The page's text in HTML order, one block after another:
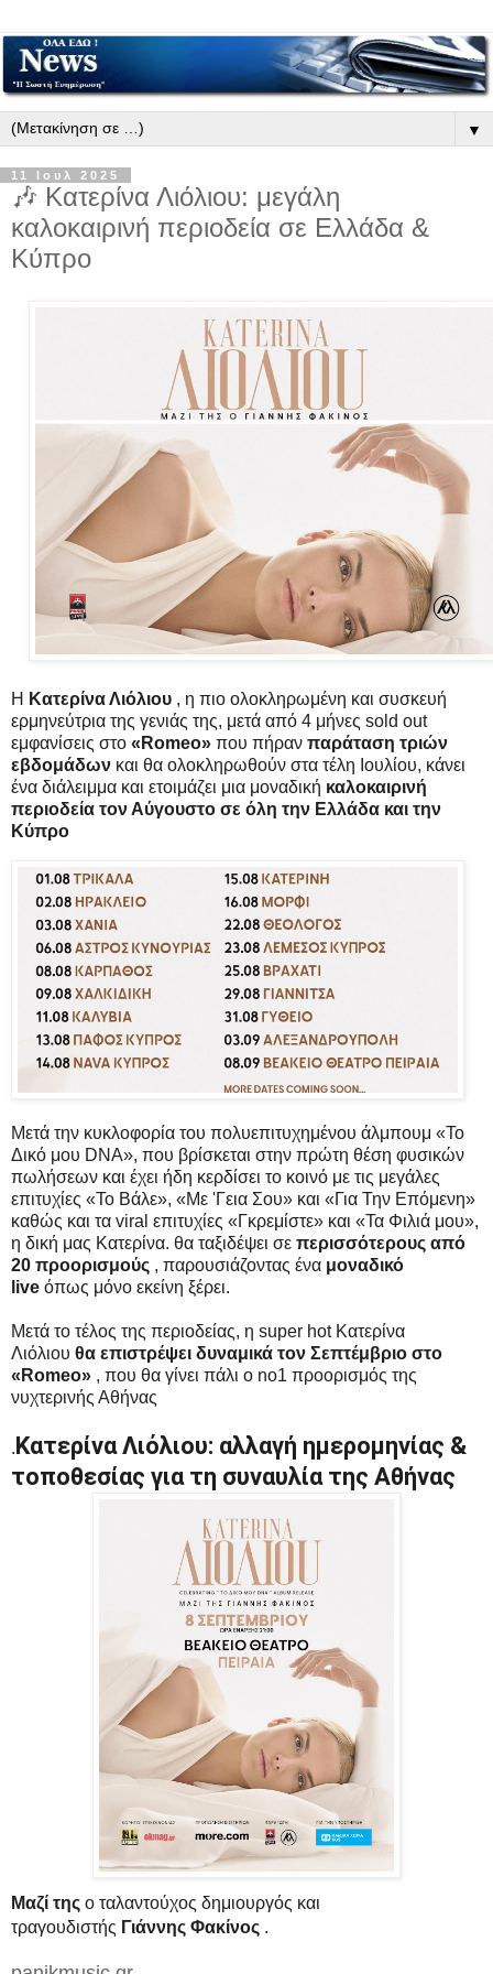
▼
11 Ιουλ 2025
🎶 Κατερίνα Λιόλιου: μεγάλη
καλοκαιρινή περιοδεία σε Ελλάδα &
Κύπρο
Η Κατερίνα Λιόλιου , η πιο ολοκληρωμένη και συσκευή
ερμηνεύτρια της γενιάς της, μετά από 4 μήνες sold out
εμφανίσεις στο «Romeo» που πήραν παράταση τριών
εβδομάδων και θα ολοκληρωθούν στα τέλη Ιουλίου, κάνει
ένα διάλειμμα και ετοιμάζει μια μοναδική καλοκαιρινή
περιοδεία τον Αύγουστο σε όλη την Ελλάδα και την
Κύπρο
Μετά την κυκλοφορία του πολυεπιτυχημένου άλμπουμ «Το
Δικό μου DNA», που βρίσκεται στην πρώτη θέση φυσικών
πωλήσεων και έχει ήδη κερδίσει το κοινό με τις μεγάλες
επιτυχίες «Το Βάλε», «Με 'Γεια Σου» και «Για Την Επόμενη»
καθώς και τα viral επιτυχίες «Γκρεμίστε» και «Τα Φιλιά μου»,
η δική μας Κατερίνα. θα ταξιδέψει σε περισσότερους από
20 προορισμούς , παρουσιάζοντας ένα μοναδικό
live όπως μόνο εκείνη ξέρει.
Μετά το τέλος της περιοδείας, η super hot Κατερίνα
Λιόλιου θα επιστρέψει δυναμικά τον Σεπτέμβριο στο
«Romeo» , που θα γίνει πάλι ο no1 προορισμός της
νυχτερινής Αθήνας
.Κατερίνα Λιόλιου: αλλαγή ημερομηνίας &
τοποθεσίας για τη συναυλία της Αθήνας
Μαζί της ο ταλαντούχος δημιουργός και
τραγουδιστής Γιάννης Φακίνος .